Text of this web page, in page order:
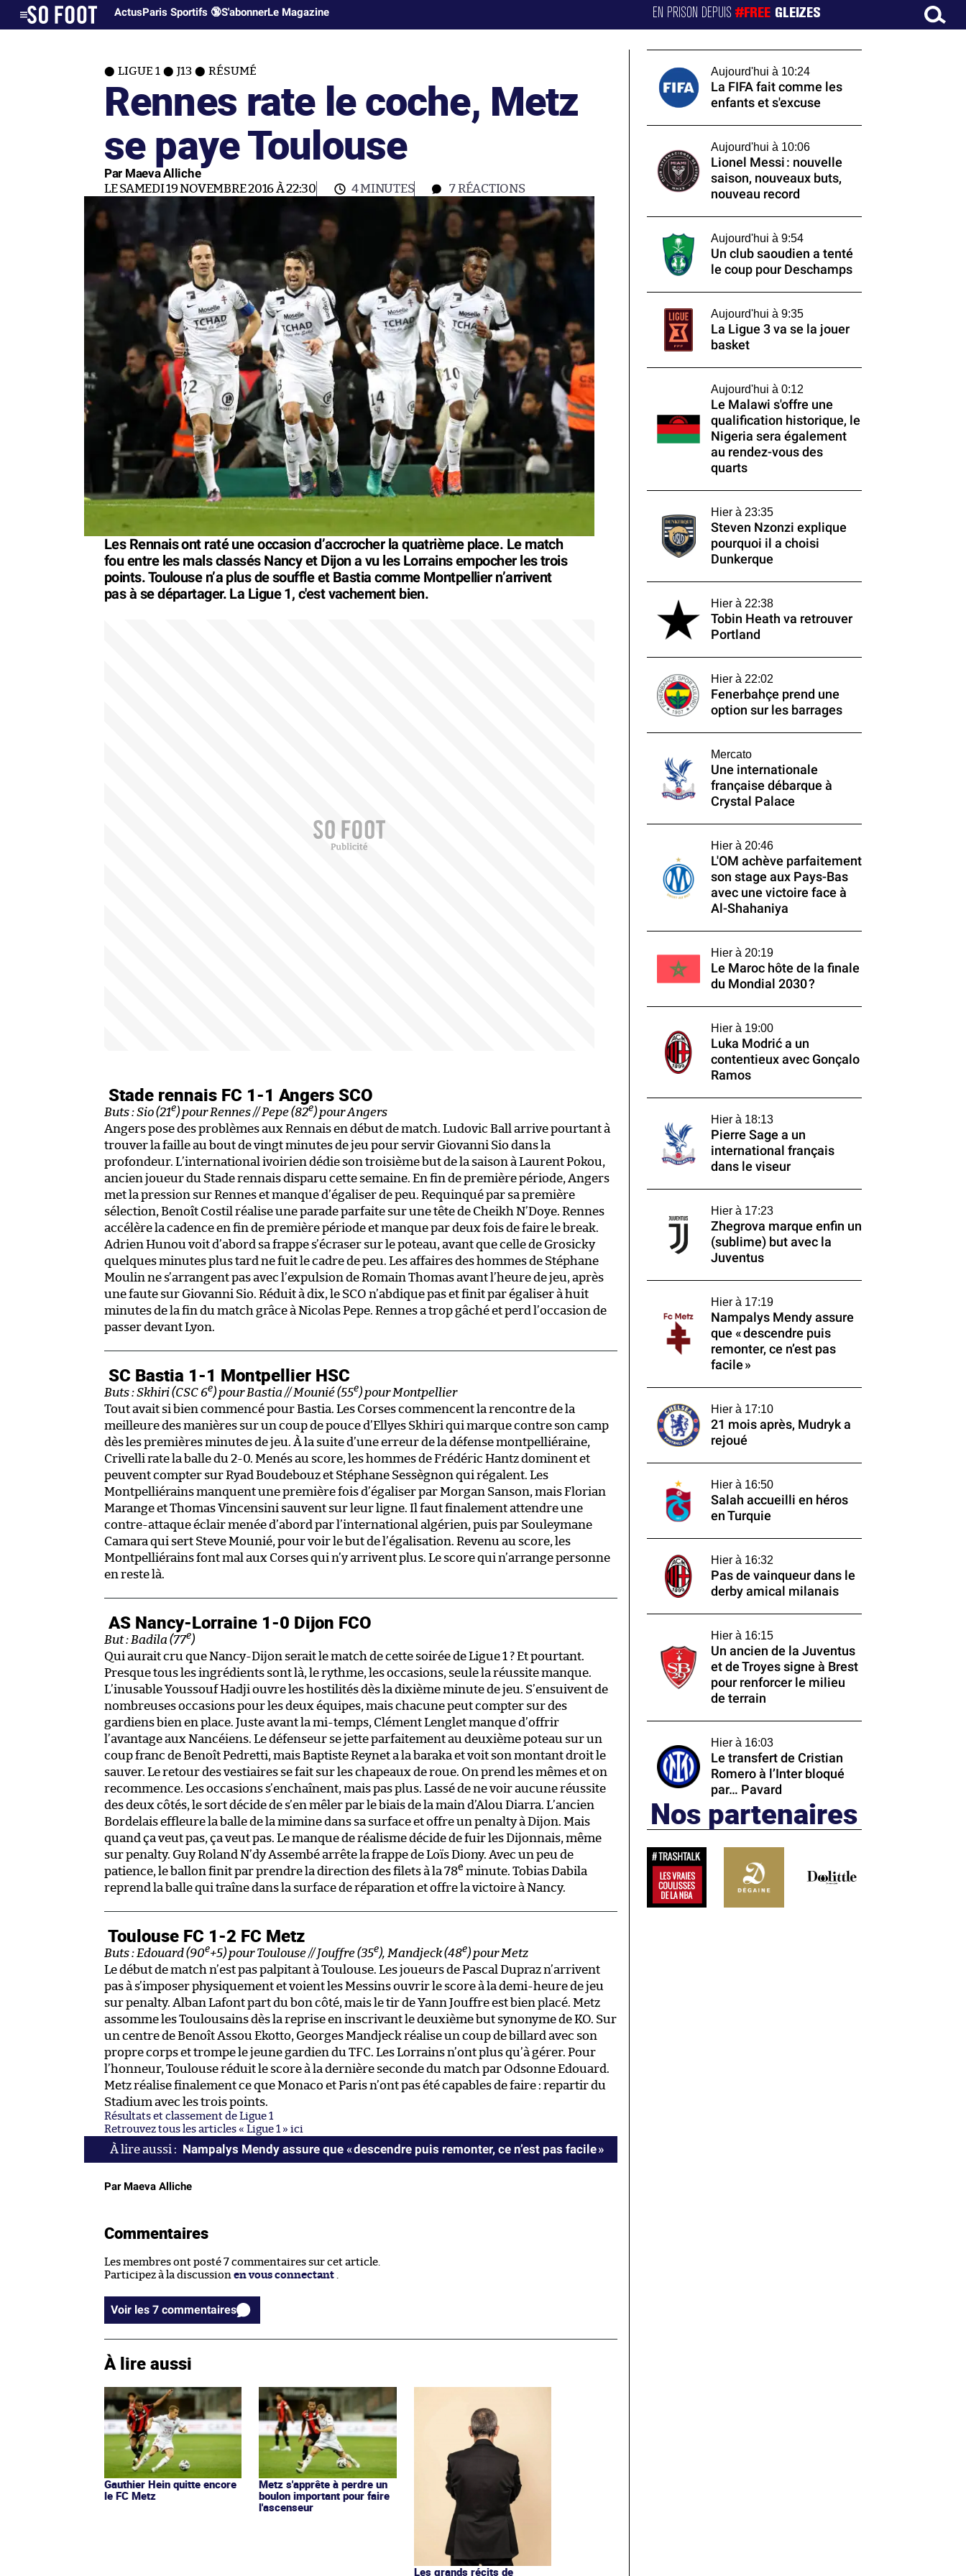
ActusParis Sportifs 🔞S'abonnerLe Magazine EN PRISON DEPUIS#FREE GLEIZES
LIGUE 1 J13 RÉSUMÉ
Rennes rate le coche, Metz
se paye Toulouse
Par Maeva Alliche
LE SAMEDI 19 NOVEMBRE 2016 À 22:30 4 MINUTES 7RÉACTIONS
Les Rennais ont raté une occasion d’accrocher la quatrième place. Le match
fou entre les mals classés Nancy et Dijon a vu les Lorrains empocher les trois
points. Toulouse n’a plus de souffle et Bastia comme Montpellier n’arrivent
pas à se départager. La Ligue 1, c'est vachement bien.
Stade rennais FC 1-1 Angers SCO
Buts : Sio (21e) pour Rennes // Pepe (82e) pour Angers
Angers pose des problèmes aux Rennais en début de match. Ludovic Ball arrive pourtant à
trouver la faille au bout de vingt minutes de jeu pour servir Giovanni Sio dans la
profondeur. L’international ivoirien dédie son troisième but de la saison à Laurent Pokou,
ancien joueur du Stade rennais disparu cette semaine. En fin de première période, Angers
met la pression sur Rennes et manque d’égaliser de peu. Requinqué par sa première
sélection, Benoît Costil réalise une parade parfaite sur une tête de Cheikh N’Doye. Rennes
accélère la cadence en fin de première période et manque par deux fois de faire le break.
Adrien Hunou voit d’abord sa frappe s’écraser sur le poteau, avant que celle de Grosicky
quelques minutes plus tard ne fuit le cadre de peu. Les affaires des hommes de Stéphane
Moulin ne s’arrangent pas avec l’expulsion de Romain Thomas avant l’heure de jeu, après
une faute sur Giovanni Sio. Réduit à dix, le SCO n’abdique pas et finit par égaliser à huit
minutes de la fin du match grâce à Nicolas Pepe. Rennes a trop gâché et perd l’occasion de
passer devant Lyon.
SC Bastia 1-1 Montpellier HSC
Buts : Skhiri (CSC 6e) pour Bastia // Mounié (55e) pour Montpellier
Tout avait si bien commencé pour Bastia. Les Corses commencent la rencontre de la
meilleure des manières sur un coup de pouce d’Ellyes Skhiri qui marque contre son camp
dès les premières minutes de jeu. À la suite d’une erreur de la défense montpelliéraine,
Crivelli rate la balle du 2-0. Menés au score, les hommes de Frédéric Hantz dominent et
peuvent compter sur Ryad Boudebouz et Stéphane Sessègnon qui régalent. Les
Montpelliérains manquent une première fois d’égaliser par Morgan Sanson, mais Florian
Marange et Thomas Vincensini sauvent sur leur ligne. Il faut finalement attendre une
contre-attaque éclair menée d’abord par l’international algérien, puis par Souleymane
Camara qui sert Steve Mounié, pour voir le but de l’égalisation. Revenu au score, les
Montpelliérains font mal aux Corses qui n’y arrivent plus. Le score qui n’arrange personne
en reste là.
AS Nancy-Lorraine 1-0 Dijon FCO
But : Badila (77e)
Qui aurait cru que Nancy-Dijon serait le match de cette soirée de Ligue 1 ? Et pourtant.
Presque tous les ingrédients sont là, le rythme, les occasions, seule la réussite manque.
L’inusable Youssouf Hadji ouvre les hostilités dès la dixième minute de jeu. S’ensuivent de
nombreuses occasions pour les deux équipes, mais chacune peut compter sur des
gardiens bien en place. Juste avant la mi-temps, Clément Lenglet manque d’offrir
l’avantage aux Nancéiens. Le défenseur se jette parfaitement au deuxième poteau sur un
coup franc de Benoît Pedretti, mais Baptiste Reynet a la baraka et voit son montant droit le
sauver. Le retour des vestiaires se fait sur les chapeaux de roue. On prend les mêmes et on
recommence. Les occasions s’enchaînent, mais pas plus. Lassé de ne voir aucune réussite
des deux côtés, le sort décide de s’en mêler par le biais de la main d’Alou Diarra. L’ancien
Bordelais effleure la balle de la mimine dans sa surface et offre un penalty à Dijon. Mais
quand ça veut pas, ça veut pas. Le manque de réalisme décide de fuir les Dijonnais, même
sur penalty. Guy Roland N’dy Assembé arrête la frappe de Loïs Diony. Avec un peu de
patience, le ballon finit par prendre la direction des filets à la 78e minute. Tobias Dabila
reprend la balle qui traîne dans la surface de réparation et offre la victoire à Nancy.
Toulouse FC 1-2 FC Metz
Buts : Edouard (90e+5) pour Toulouse // Jouffre (35e), Mandjeck (48e) pour Metz
Le début de match n’est pas palpitant à Toulouse. Les joueurs de Pascal Dupraz n’arrivent
pas à s’imposer physiquement et voient les Messins ouvrir le score à la demi-heure de jeu
sur penalty. Alban Lafont part du bon côté, mais le tir de Yann Jouffre est bien placé. Metz
assomme les Toulousains dès la reprise en inscrivant le deuxième but synonyme de KO. Sur
un centre de Benoît Assou Ekotto, Georges Mandjeck réalise un coup de billard avec son
propre corps et trompe le jeune gardien du TFC. Les Lorrains n’ont plus qu’à gérer. Pour
l’honneur, Toulouse réduit le score à la dernière seconde du match par Odsonne Edouard.
Metz réalise finalement ce que Monaco et Paris n’ont pas été capables de faire : repartir du
Stadium avec les trois points.
Résultats et classement de Ligue 1
Retrouvez tous les articles « Ligue 1 » ici
Nampalys Mendy assure que « descendre puis remonter, ce n’est pas facile »
Par Maeva Alliche
Commentaires
Les membres ont posté 7 commentaires sur cet article.
Participez à la discussion en vous connectant .
Voir les 7 commentaires
À lire aussi
Gauthier Hein quitte encore
le FC Metz
Metz s'apprête à perdre un
boulon important pour faire
l'ascenseur
Les grands récits de
Aujourd'hui à 10:24
La FIFA fait comme les
enfants et s'excuse
Aujourd'hui à 10:06
Lionel Messi : nouvelle
saison, nouveaux buts,
nouveau record
Aujourd'hui à 9:54
Un club saoudien a tenté
le coup pour Deschamps
Aujourd'hui à 9:35
La Ligue 3 va se la jouer
basket
Aujourd'hui à 0:12
Le Malawi s'offre une
qualification historique, le
Nigeria sera également
au rendez-vous des
quarts
Hier à 23:35
Steven Nzonzi explique
pourquoi il a choisi
Dunkerque
Hier à 22:38
Tobin Heath va retrouver
Portland
Hier à 22:02
Fenerbahçe prend une
option sur les barrages
Mercato
Une internationale
française débarque à
Crystal Palace
Hier à 20:46
L'OM achève parfaitement
son stage aux Pays-Bas
avec une victoire face à
Al-Shahaniya
Hier à 20:19
Le Maroc hôte de la finale
du Mondial 2030 ?
Hier à 19:00
Luka Modrić a un
contentieux avec Gonçalo
Ramos
Hier à 18:13
Pierre Sage a un
international français
dans le viseur
Hier à 17:23
Zhegrova marque enfin un
(sublime) but avec la
Juventus
Hier à 17:19
Nampalys Mendy assure
que « descendre puis
remonter, ce n’est pas
facile »
Hier à 17:10
21 mois après, Mudryk a
rejoué
Hier à 16:50
Salah accueilli en héros
en Turquie
Hier à 16:32
Pas de vainqueur dans le
derby amical milanais
Hier à 16:15
Un ancien de la Juventus
et de Troyes signe à Brest
pour renforcer le milieu
de terrain
Hier à 16:03
Le transfert de Cristian
Romero à l’Inter bloqué
par… Pavard
Nos partenaires